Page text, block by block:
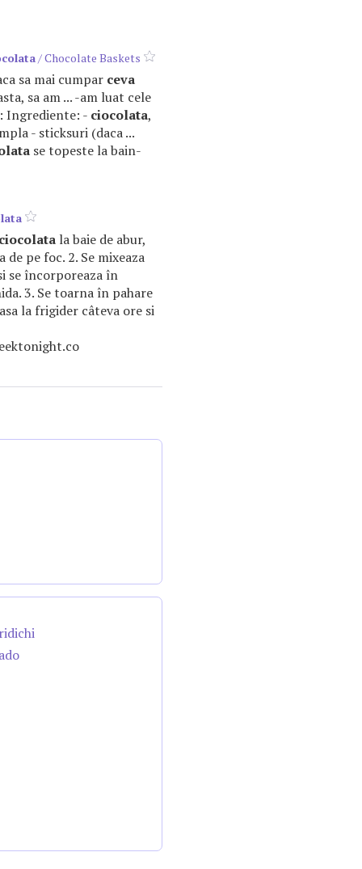
/ Chocolate Baskets
sa mai cumpar ceva
sa am ... -am luat cele
Ingrediente: - ciocolata,
- sticksuri (daca ...
se topeste la bain-
la baie de abur,
de pe foc. 2. Se mixeaza
se încorporeaza în
3. Se toarna în pahare
la frigider câteva ore si